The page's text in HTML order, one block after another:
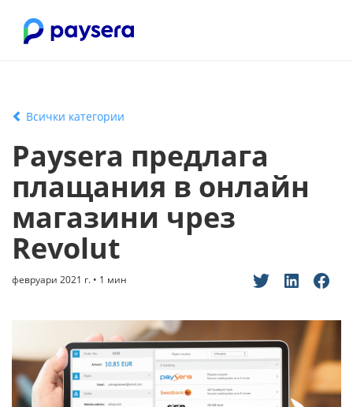
Всички категории
Paysera предлага
плащания в онлайн
магазини чрез
Revolut
февруари 2021 г. • 1 мин